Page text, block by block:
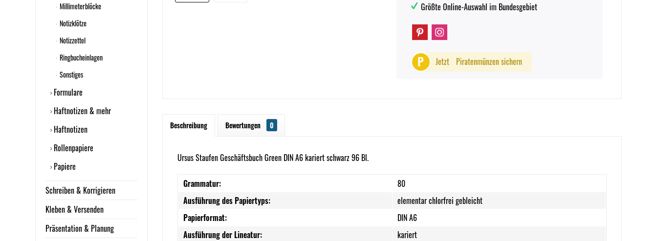
Millimeterblöcke
Notizklötze
Notizzettel
Ringbucheinlagen
Sonstiges
Formulare
Haftnotizen & mehr
Haftnotizen
Rollenpapiere
Papiere
Schreiben & Korrigieren
Kleben & Versenden
Präsentation & Planung
Größte Online-Auswahl im Bundesgebiet
P Jetzt Piratenmünzen sichern
Beschreibung Bewertungen 0
Ursus Staufen Geschäftsbuch Green DIN A6 kariert schwarz 96 Bl.
Grammatur:
80
Ausführung des Papiertyps:
elementar chlorfrei gebleicht
Papierformat:
DIN A6
Ausführung der Lineatur:
kariert